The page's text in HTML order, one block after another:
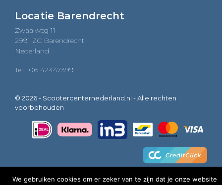
Locatie Barendrecht
Zwaalweg 11
2991 ZC Barendrecht
Nederland
Tel: 06 42447399
© 2026 - Scootercenternederland.nl - Alle rechten
voorbehouden
We gebruiken cookies om er zeker van te zijn dat je onze website